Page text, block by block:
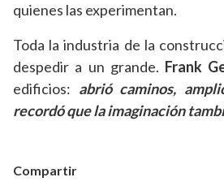
quienes las experimentan.
Toda la industria de la
despedir a un grande. Frank
edificios: abrió caminos,
recordó que la imaginación
Compartir